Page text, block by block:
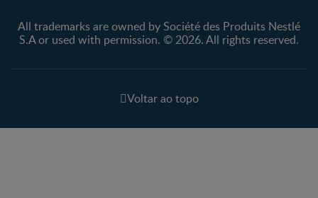
All trademarks are owned by Société des Produits Nestlé
S.A or used with permission. © 2026. All rights reserved.
Voltar ao topo